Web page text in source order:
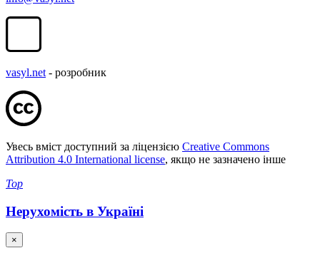
vasyl.net - розробник
Увесь вміст доступний за ліцензією Creative Commons
Attribution 4.0 International license, якщо не зазначено інше
Top
Нерухомість в Україні
×